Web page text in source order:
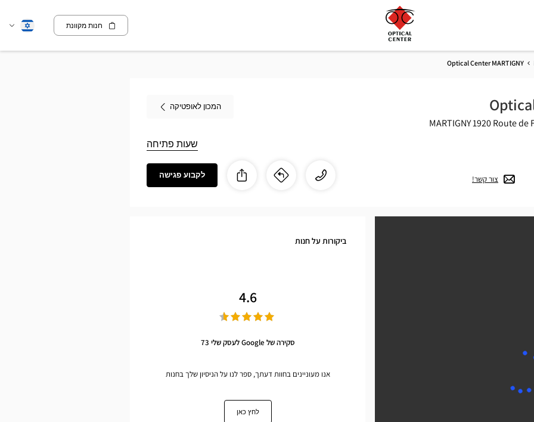
חנות מקוונת
שנהעברית
Optical Center MARTIGNY
Route de
1920 MARTIGNY
צור קשר!
המכון לאופטיקה
שעות פתיחה
התקשר
ב
שיחה לו"ז
לחנות
לַחֲלוֹק
לקבוע פגישה
ביקורות על חנות
4.6
סקירה של Google לעסק שלי 73
אנו מעוניינים בחוות דעתך, ספר לנו על הניסיון שלך בחנות
לחץ כאן